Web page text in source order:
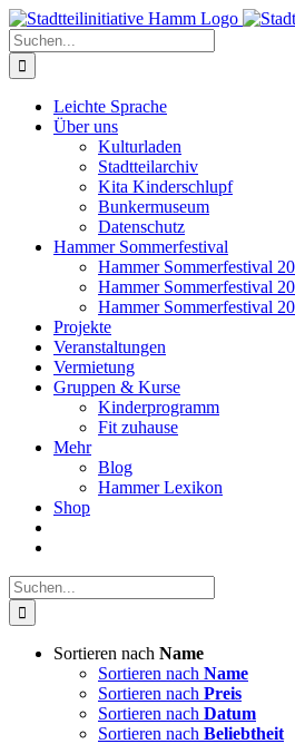
Zum
Inhalt
springen
Suche
nach:
Leichte Sprache
Über uns
Kulturladen
Stadtteilarchiv
Kita Kinderschlupf
Bunkermuseum
Datenschutz
Hammer Sommerfestival
Hammer Sommerfestival
Hammer Sommerfestival
Hammer Sommerfestival
Projekte
Veranstaltungen
Vermietung
Gruppen & Kurse
Kinderprogramm
Fit zuhause
Mehr
Blog
Hammer Lexikon
Shop
Suche
nach:
Sortieren nach Name
Sortieren nach Name
Sortieren nach Preis
Sortieren nach Datum
Sortieren nach Beliebtheit